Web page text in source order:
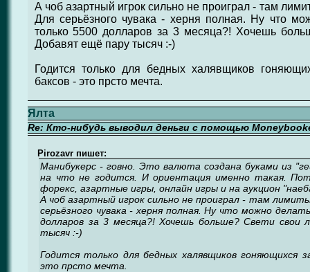
А чоб азартный игрок сильно не проиграл - там
Для серьёзного чувака - херня полная. Ну что
только 5500 долларов за 3 месяца?! Хочешь
Добавят ещё пару тысяч :-)
Годится только для бедных халявщиков
баксов - это прсто мечта.
Ялта
Re: Кто-нибудь выводил деньги с помощью
Pirozavr пишет:
Манибукерс - говно. Это валюта создана буками из
на что не годится. И ориентация именно такая.
форекс, азартные игры, онлайн игры и на аукцион
А чоб азартный игрок сильно не проиграл - там
серьёзного чувака - херня полная. Ну что можно
долларов за 3 месяца?! Хочешь больше? Свети свои
тысяч :-)
Годится только для бедных халявщиков гоняющихся
это прсто мечта.